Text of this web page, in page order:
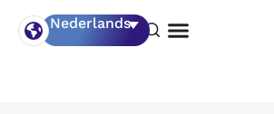
Nederlands